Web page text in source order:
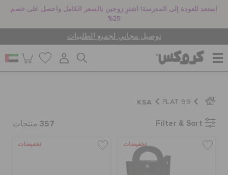
استعد للعودة إلى المدرسة! اشترِ زوجين بالسعر الكامل واحصل على خصم
25%
توصيل مجاني لجميع الطلبيات
للرجال
FLAT 99
KSA
Filter & Sort
357 منتجات
تخفيضات تخفيضات